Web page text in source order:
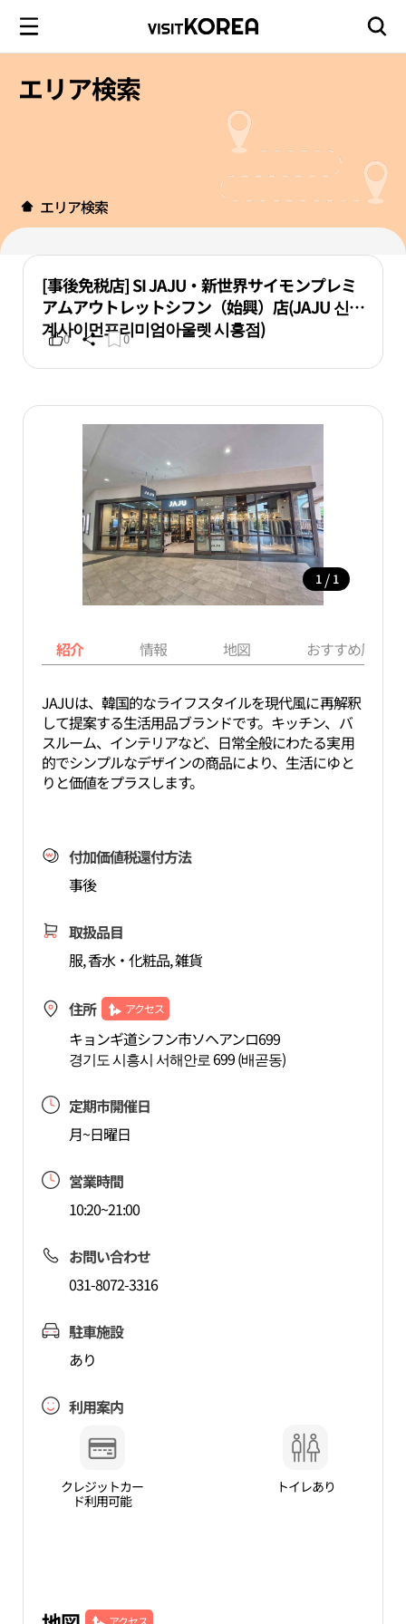
エリア検索
エリア検索
[事後免税店] SI JAJU・新世界サイモンプレミ
アムアウトレットシフン（始興）店(JAJU 신세
계사이먼프리미엄아울렛 시흥점)
0 0
1 / 1
紹介 情報 地図 おすすめ周辺
JAJUは、韓国的なライフスタイルを現代風に再解釈
して提案する生活用品ブランドです。キッチン、バ
スルーム、インテリアなど、日常全般にわたる実用
的でシンプルなデザインの商品により、生活にゆと
りと価値をプラスします。
付加価値税還付方法
事後
取扱品目
服, 香水・化粧品, 雑貨
住所 アクセス
キョンギ道シフン市ソヘアンロ699
경기도 시흥시 서해안로 699 (배곧동)
定期市開催日
月~日曜日
営業時間
10:20~21:00
お問い合わせ
031-8072-3316
駐車施設
あり
利用案内
クレジットカー
ド利用可能
トイレあり
アクセス